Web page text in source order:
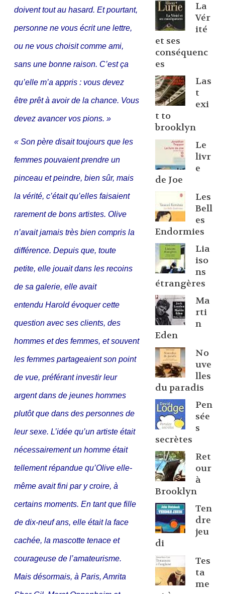
doivent tout au hasard. Et pourtant,
personne ne vous écrit une lettre,
ou ne vous choisit comme ami,
sans une bonne raison. C’est ça
qu’elle m’a appris : vous devez
être prêt à avoir de la chance. Vous
devez avancer vos pions. »
« Son père disait toujours que les
femmes pouvaient prendre un
pinceau et peindre, bien sûr, mais
la vérité, c’était qu’elles faisaient
rarement de bons artistes. Olive
n’avait jamais très bien compris la
différence. Depuis que, toute
petite, elle jouait dans les recoins
de sa galerie, elle avait
entendu Harold évoquer cette
question avec ses clients, des
hommes et des femmes, et souvent
les femmes partageaient son point
de vue, préférant investir leur
argent dans de jeunes hommes
plutôt que dans des personnes de
leur sexe. L’idée qu’un artiste était
nécessairement un homme était
tellement répandue qu’Olive elle-
même avait fini par y croire, à
certains moments. En tant que fille
de dix-neuf ans, elle était la face
cachée, la mascotte tenace et
courageuse de l’amateurisme.
Mais désormais, à Paris, Amrita
La
Vér
ité
et ses
conséquenc
es
Las
t
exi
t to
brooklyn
Le
livr
e
de Joe
Les
Bell
es
Endormies
Lia
iso
ns
étrangères
Ma
rti
n
Eden
No
uve
lles
du paradis
Pen
sée
s
secrètes
Ret
our
à
Brooklyn
Ten
dre
jeu
di
Tes
ta
me